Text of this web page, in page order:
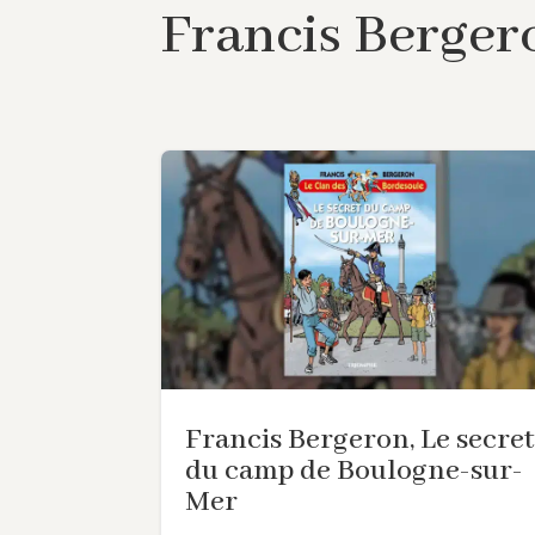
Francis
Francis Bergeron, Le secret
du camp de Boulogne-sur-
Mer